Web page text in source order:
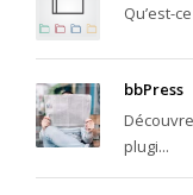
Qu’est-
bbPress
plugi...